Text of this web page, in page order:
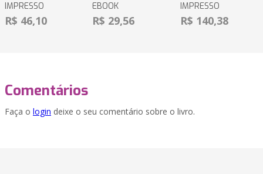
IMPRESSO
R$ 46,10
EBOOK
R$ 29,56
IMPRESSO
R$ 140,38
Comentários
Faça o login deixe o seu comentário sobre o livro.